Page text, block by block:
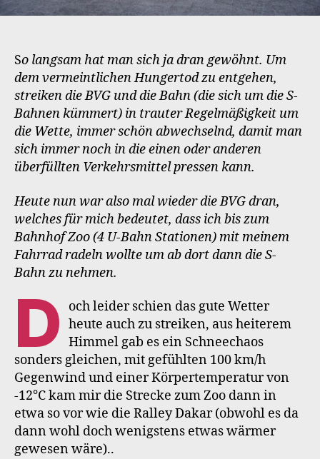
So langsam hat man sich ja dran gewöhnt. Um
dem vermeintlichen Hungertod zu entgehen,
streiken die BVG und die Bahn (die sich um die S-
Bahnen kümmert) in trauter Regelmäßigkeit um
die Wette, immer schön abwechselnd, damit man
sich immer noch in die einen oder anderen
überfüllten Verkehrsmittel pressen kann.
Heute nun war also mal wieder die BVG dran,
welches für mich bedeutet, dass ich bis zum
Bahnhof Zoo (4 U-Bahn Stationen) mit meinem
Fahrrad radeln wollte um ab dort dann die S-
Bahn zu nehmen.
D
och leider schien das gute Wetter
heute auch zu streiken, aus heiterem
Himmel gab es ein Schneechaos
sonders gleichen, mit gefühlten 100 km/h
Gegenwind und einer Körpertemperatur von
-12°C kam mir die Strecke zum Zoo dann in
etwa so vor wie die Ralley Dakar (obwohl es da
dann wohl doch wenigstens etwas wärmer
gewesen wäre)..